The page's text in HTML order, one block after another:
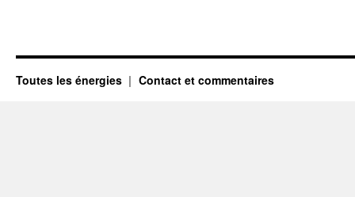
Toutes les énergies Contact et commentaires